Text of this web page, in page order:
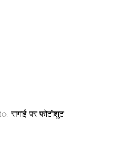
सगाई पर फोटोशूट